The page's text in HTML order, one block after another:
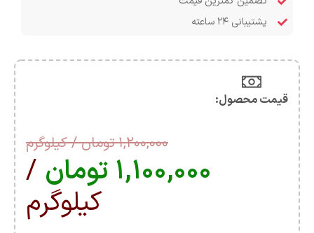
پشتیبانی ۲۴ ساعته
قیمت محصول:​
۱,۲۰۰,۰۰۰ تومان/ کیلوگرم
۱,۱۰۰,۰۰۰ تومان /
کیلوگرم